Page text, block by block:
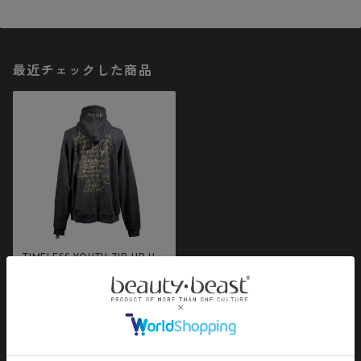
最近チェックした商品
TIMELESS YOUTH ZIP-UP HO
同じカテゴリの商品